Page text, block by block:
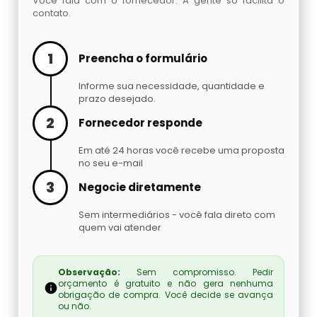
Argônio Líquido
Nitrogênio Líquido Preço
Cilindro De Gás Carbônico Para Chopp
Gás Hélio Comprar
Cilindro De Gás Para Chopeira Preço
Tocha Mig Mag
Cilindro De Gás Para Chopp
Gases Especiais
Gás Carbônico Líquido
Cilindro De Oxigênio Hospitalar Para Alugar
Cilindro De Oxigenio Medicinal 50 Litros
Cilindro De Oxigênio Para Inalação
Cilindro De Oxigênio Para Inalação Preço
Cilindro Oxigenio Medicinal 3 Litros
Cilindro Oxigenio Medicinal Preço
Preço De Cilindro De Oxigênio Medicinal
Preço De Cilindro De Oxigênio
Preço Cilindro De Oxigênio Hospitalar
contato.
1 Preencha o formulário
Informe sua necessidade, quantidade e
prazo desejado.
2 Fornecedor responde
Em até 24 horas você recebe uma proposta
no seu e-mail
3 Negocie diretamente
Sem intermediários - você fala direto com
quem vai atender
Observação: Sem compromisso. Pedir
orçamento é gratuito e não gera nenhuma
obrigação de compra. Você decide se avança
ou não.